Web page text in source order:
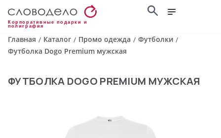
Корпоративные подарки и
полиграфия
Главная / Каталог / Промо одежда / Футболки /
Футболка Dogo Premium мужская
ФУТБОЛКА DOGO PREMIUM МУЖСКАЯ